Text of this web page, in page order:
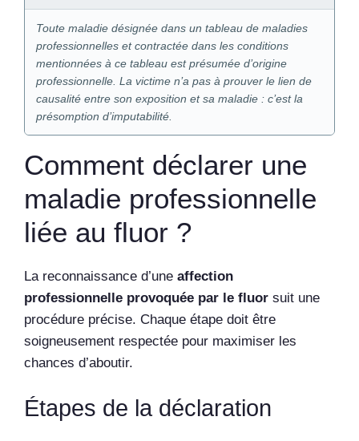
Toute maladie désignée dans un tableau de maladies
professionnelles et contractée dans les conditions
mentionnées à ce tableau est présumée d’origine
professionnelle. La victime n’a pas à prouver le lien de
causalité entre son exposition et sa maladie : c’est la
présomption d’imputabilité.
Comment déclarer une
maladie professionnelle
liée au fluor ?
La reconnaissance d’une affection
professionnelle provoquée par le fluor suit une
procédure précise. Chaque étape doit être
soigneusement respectée pour maximiser les
chances d’aboutir.
Étapes de la déclaration